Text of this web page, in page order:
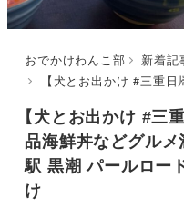
おでかけわんこ部 新着記
【犬とお出かけ #三重日帰りモデルコース】絶品海鮮丼
【犬とお出かけ #三
品海鮮丼などグル
駅 黒潮 パールロー
け